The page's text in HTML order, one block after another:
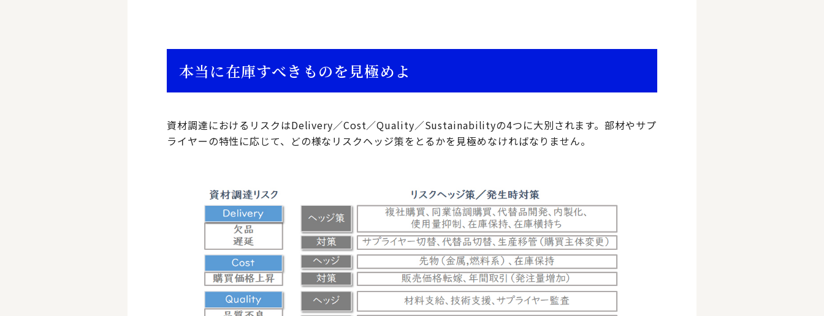
本当に在庫すべきものを見極めよ
資材調達におけるリスクはDelivery／Cost／Quality／Sustainabilityの4つに大別されます。部材やサプ
ライヤーの特性に応じて、どの様なリスクヘッジ策をとるかを見極めなければなりません。